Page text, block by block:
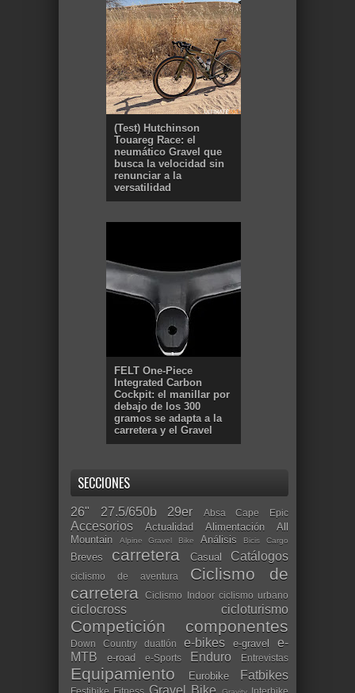
(Test) Hutchinson
Touareg Race: el
neumático Gravel que
busca la velocidad sin
renunciar a la
versatilidad
FELT One-Piece
Integrated Carbon
Cockpit: el manillar por
debajo de los 300
gramos se adapta a la
carretera y el Gravel
SECCIONES
26" 27.5/650b 29er Absa Cape Epic
Accesorios Actualidad Alimentación
All
Mountain
Alpine Gravel Bike Análisis Bicis Cargo
Breves carretera Casual Catálogos
ciclismo de aventura
Ciclismo de
carretera
Ciclismo Indoor ciclismo urbano
ciclocross cicloturismo
Competición componentes
Down Country duatlón e-bikes e-gravel
e-
MTB
e-road e-Sports Enduro Entrevistas
Equipamiento Eurobike Fatbikes